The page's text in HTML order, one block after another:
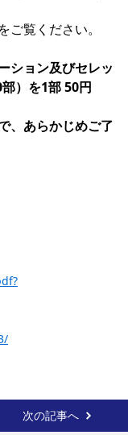
ド 公式アプリ
パクトレポート
STADIUM
ル
ァンクラブ
覧ください。
ション及びセレッ
）を1部 50円
、あらかじめご了
次の記事へ